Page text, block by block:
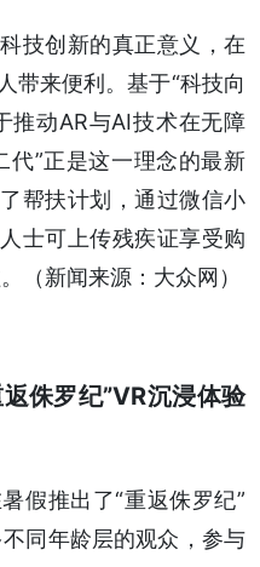
技创新的真正意义，在
带来便利。基于“科技向
推动AR与AI技术在无障
代”正是这一理念的最新
帮扶计划，通过微信小
士可上传残疾证享受购
（新闻来源：大众网）
侏罗纪”VR沉浸体验
假推出了“重返侏罗纪”
同年龄层的观众，参与